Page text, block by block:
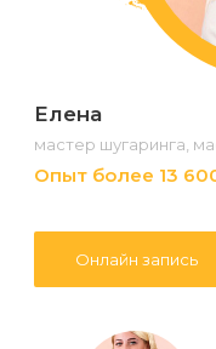
Елена
мастер шугаринга,
Опыт более 13
Онлайн запись